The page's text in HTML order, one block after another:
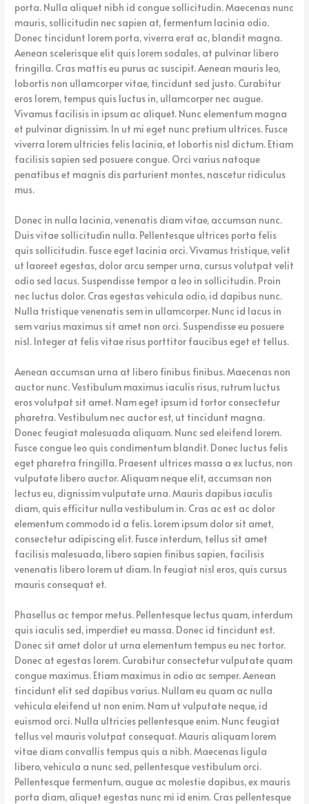
porta. Nulla aliquet nibh id congue sollicitudin. Maecenas nunc
mauris, sollicitudin nec sapien at, fermentum lacinia odio.
Donec tincidunt lorem porta, viverra erat ac, blandit magna.
Aenean scelerisque elit quis lorem sodales, at pulvinar libero
fringilla. Cras mattis eu purus ac suscipit. Aenean mauris leo,
lobortis non ullamcorper vitae, tincidunt sed justo. Curabitur
eros lorem, tempus quis luctus in, ullamcorper nec augue.
Vivamus facilisis in ipsum ac aliquet. Nunc elementum magna
et pulvinar dignissim. In ut mi eget nunc pretium ultrices. Fusce
viverra lorem ultricies felis lacinia, et lobortis nisl dictum. Etiam
facilisis sapien sed posuere congue. Orci varius natoque
penatibus et magnis dis parturient montes, nascetur ridiculus
mus.
Donec in nulla lacinia, venenatis diam vitae, accumsan nunc.
Duis vitae sollicitudin nulla. Pellentesque ultrices porta felis
quis sollicitudin. Fusce eget lacinia orci. Vivamus tristique, velit
ut laoreet egestas, dolor arcu semper urna, cursus volutpat velit
odio sed lacus. Suspendisse tempor a leo in sollicitudin. Proin
nec luctus dolor. Cras egestas vehicula odio, id dapibus nunc.
Nulla tristique venenatis sem in ullamcorper. Nunc id lacus in
sem varius maximus sit amet non orci. Suspendisse eu posuere
nisl. Integer at felis vitae risus porttitor faucibus eget et tellus.
Aenean accumsan urna at libero finibus finibus. Maecenas non
auctor nunc. Vestibulum maximus iaculis risus, rutrum luctus
eros volutpat sit amet. Nam eget ipsum id tortor consectetur
pharetra. Vestibulum nec auctor est, ut tincidunt magna.
Donec feugiat malesuada aliquam. Nunc sed eleifend lorem.
Fusce congue leo quis condimentum blandit. Donec luctus felis
eget pharetra fringilla. Praesent ultrices massa a ex luctus, non
vulputate libero auctor. Aliquam neque elit, accumsan non
lectus eu, dignissim vulputate urna. Mauris dapibus iaculis
diam, quis efficitur nulla vestibulum in. Cras ac est ac dolor
elementum commodo id a felis. Lorem ipsum dolor sit amet,
consectetur adipiscing elit. Fusce interdum, tellus sit amet
facilisis malesuada, libero sapien finibus sapien, facilisis
venenatis libero lorem ut diam. In feugiat nisl eros, quis cursus
mauris consequat et.
Phasellus ac tempor metus. Pellentesque lectus quam, interdum
quis iaculis sed, imperdiet eu massa. Donec id tincidunt est.
Donec sit amet dolor ut urna elementum tempus eu nec tortor.
Donec at egestas lorem. Curabitur consectetur vulputate quam
congue maximus. Etiam maximus in odio ac semper. Aenean
tincidunt elit sed dapibus varius. Nullam eu quam ac nulla
vehicula eleifend ut non enim. Nam ut vulputate neque, id
euismod orci. Nulla ultricies pellentesque enim. Nunc feugiat
tellus vel mauris volutpat consequat. Mauris aliquam lorem
vitae diam convallis tempus quis a nibh. Maecenas ligula
libero, vehicula a nunc sed, pellentesque vestibulum orci.
Pellentesque fermentum, augue ac molestie dapibus, ex mauris
porta diam, aliquet egestas nunc mi id enim. Cras pellentesque